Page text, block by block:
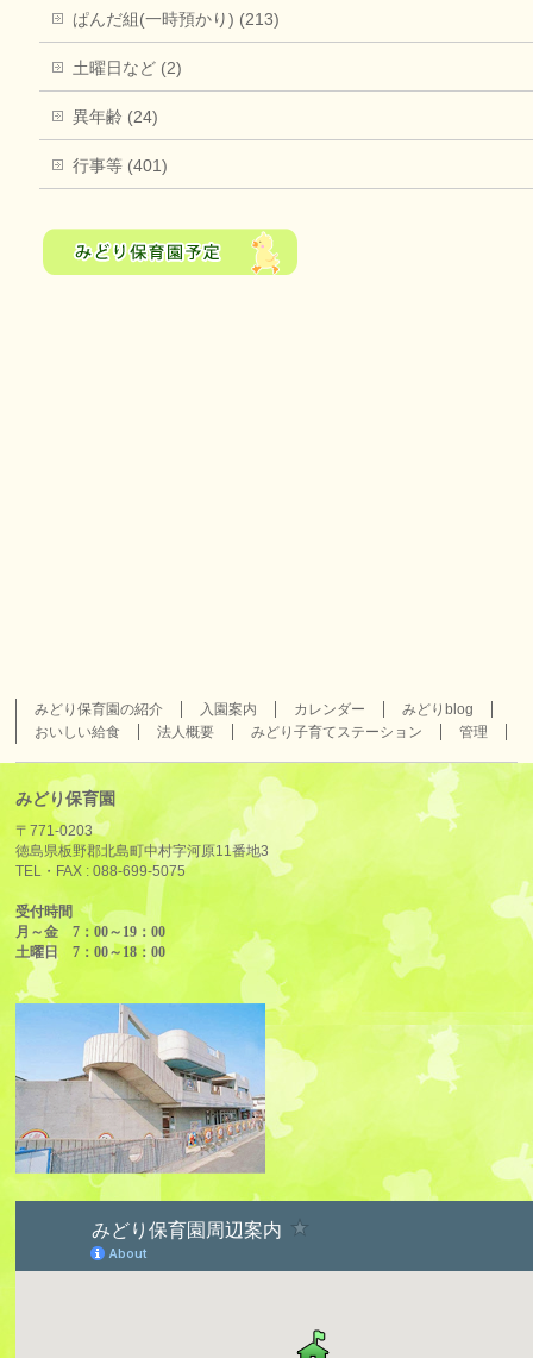
ぱんだ組(一時預かり) (213)
土曜日など (2)
異年齢 (24)
行事等 (401)
みどり保育園の紹介 入園案内 カレンダー
みどりblog
おいしい給食
法人概要 みどり子育てステーション 管理
みどり保育園
〒771-0203
徳島県板野郡北島町中村字河原11番地3
TEL・FAX :088-699-5075
受付時間
月～金 7：00～19：00
土曜日 7：00～18：00